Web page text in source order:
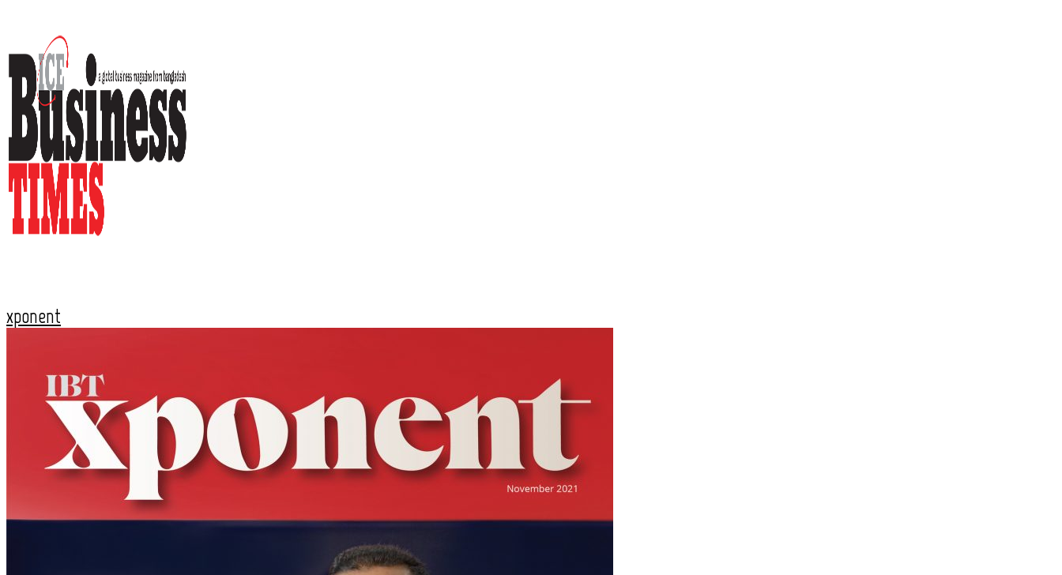
xponent